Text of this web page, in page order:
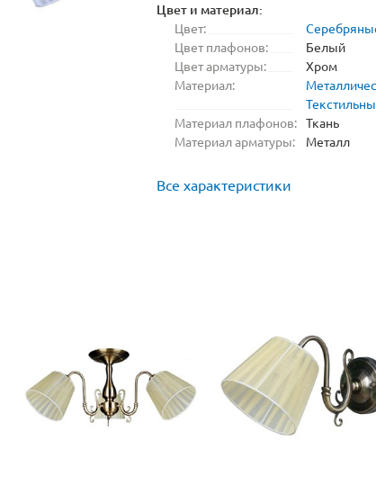
Цвет и материал:
Цвет:
Цвет плафонов:
Белый
Цвет арматуры:
Хром
Материал:
Материал плафонов: Ткань
Материал арматуры:
Металл
Все характеристики